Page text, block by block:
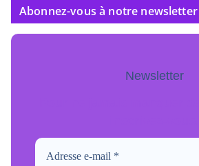
Abonnez-vous à notre newsletter
Newsletter